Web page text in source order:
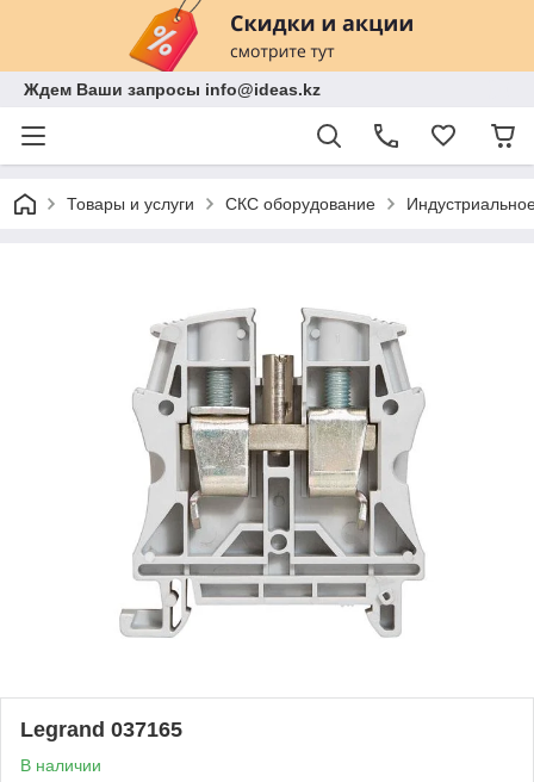
Ждем Ваши запросы info@ideas.kz
Товары и услуги СКС оборудование
Legrand 037165
В наличии